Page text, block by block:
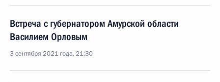
Встреча с губернатором Амурской области
Василием Орловым
3 сентября 2021 года, 21:30